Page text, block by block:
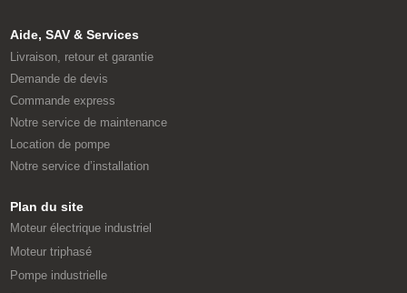
Aide, SAV & Services
Livraison, retour et garantie
Demande de devis
Commande express
Notre service de maintenance
Location de pompe
Notre service d’installation
Plan du site
Moteur électrique industriel
Moteur triphasé
Pompe industrielle